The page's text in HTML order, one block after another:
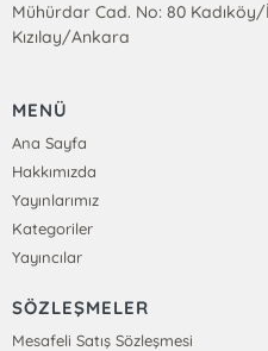
Mühürdar Cad. No: 80
Kızılay/Ankara
MENÜ
Ana Sayfa
Hakkımızda
Yayınlarımız
Kategoriler
Yayıncılar
SÖZLEŞMELER
Mesafeli Satış Sözleşmesi